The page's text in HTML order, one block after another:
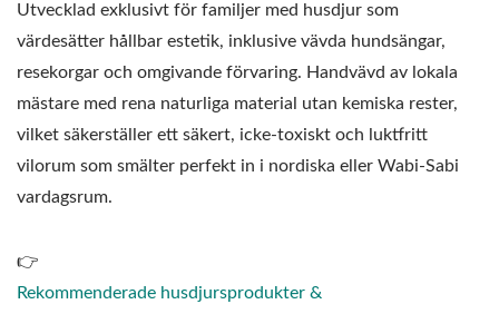
Utvecklad exklusivt för familjer med husdjur som
värdesätter hållbar estetik, inklusive vävda hundsängar,
resekorgar och omgivande förvaring. Handvävd av lokala
mästare med rena naturliga material utan kemiska rester,
vilket säkerställer ett säkert, icke-toxiskt och luktfritt
vilorum som smälter perfekt in i nordiska eller Wabi-Sabi
vardagsrum.
👉
Rekommenderade husdjursprodukter &